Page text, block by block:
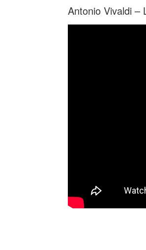
Antonio Vivaldi –